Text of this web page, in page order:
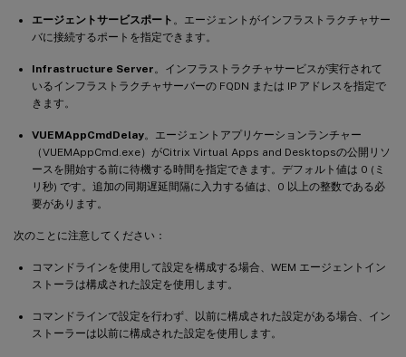
エージェントサービスポート 。エージェントがインフラストラクチャサー
バに接続するポートを指定できます。
Infrastructure Server 。インフラストラクチャサービスが実行されて
いるインフラストラクチャサーバーの FQDN または IP アドレスを指定で
きます。
VUEMAppCmdDelay。エージェントアプリケーションランチャー
（VUEMAppCmd.exe）がCitrix Virtual Apps and Desktopsの公開リソ
ースを開始する前に待機する時間を指定できます。デフォルト値は 0 (ミ
リ秒) です。追加の同期遅延間隔に入力する値は、0 以上の整数である必
要があります。
次のことに注意してください：
コマンドラインを使用して設定を構成する場合、WEM エージェントイン
ストーラは構成された設定を使用します。
コマンドラインで設定を行わず、以前に構成された設定がある場合、イン
ストーラーは以前に構成された設定を使用します。